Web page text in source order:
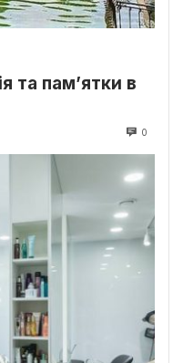
та пам’ятки в
0